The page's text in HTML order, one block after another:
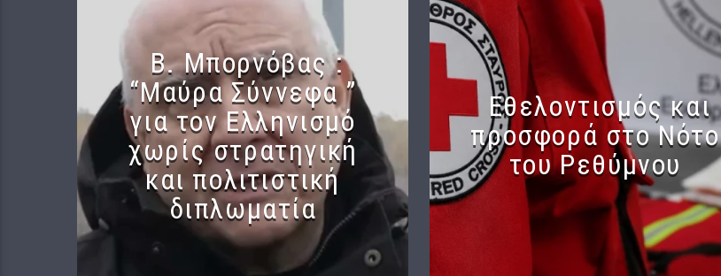
B. Μπορνόβας :
“Μαύρα Σύννεφα ”
για τον Ελληνισμό
χωρίς στρατηγική
και πολιτιστική
διπλωματία
Εθελοντισμός και
προσφορά στο Νότο
του Ρεθύμνου